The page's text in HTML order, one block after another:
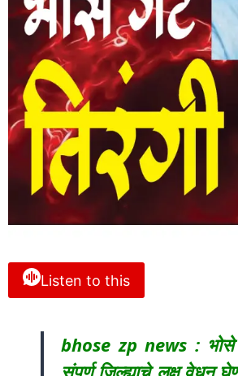
Listen to this
bhose zp news : भोसे
संपूर्ण जिल्ह्याचे लक्ष वेधून